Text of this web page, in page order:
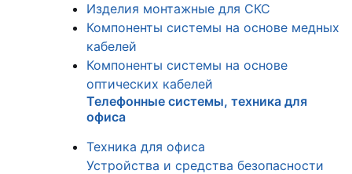
Изделия монтажные для СКС
Компоненты системы на основе медных
кабелей
Компоненты системы на основе
оптических кабелей
Телефонные системы, техника для
офиса
Техника для офиса
Устройства и средства безопасности